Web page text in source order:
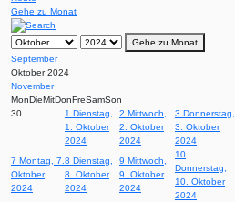
Gehe zu Monat
Gehe zu Monat
September
Oktober 2024
November
MonDieMitDonFreSamSon
30
1 Dienstag,
1. Oktober
2024
2 Mittwoch,
2. Oktober
2024
3 Donnerstag,
3. Oktober
2024
7 Montag, 7.
Oktober
2024
8 Dienstag,
8. Oktober
2024
9 Mittwoch,
9. Oktober
2024
10
Donnerstag,
10. Oktober
2024